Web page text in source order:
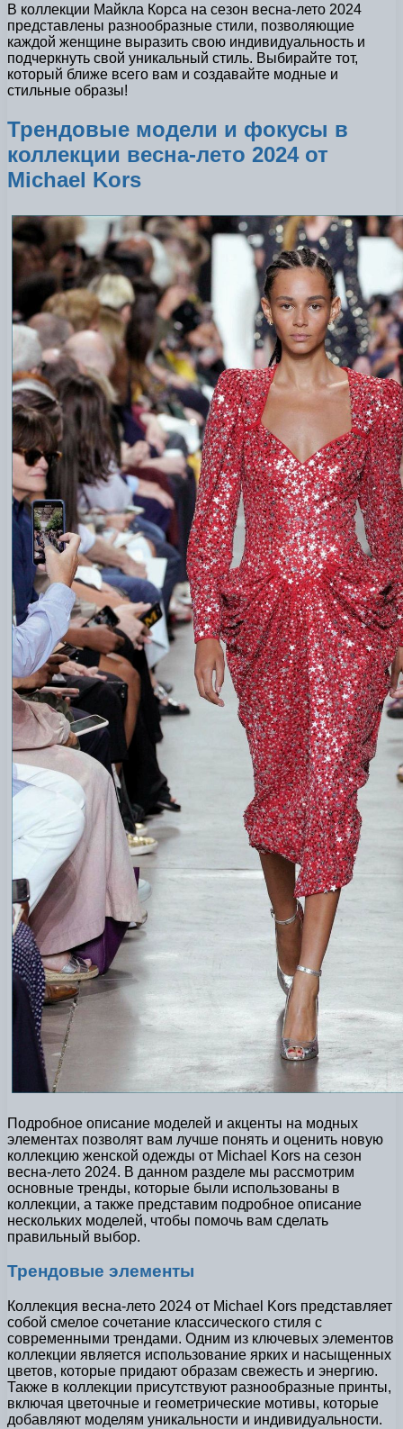
В коллекции Майкла Корса на сезон весна-лето 2024
представлены разнообразные стили, позволяющие
каждой женщине выразить свою индивидуальность и
подчеркнуть свой уникальный стиль. Выбирайте тот,
который ближе всего вам и создавайте модные и
стильные образы!
Трендовые модели и фокусы в
коллекции весна-лето 2024 от
Michael Kors
Подробное описание моделей и акценты на модных
элементах позволят вам лучше понять и оценить новую
коллекцию женской одежды от Michael Kors на сезон
весна-лето 2024. В данном разделе мы рассмотрим
основные тренды, которые были использованы в
коллекции, а также представим подробное описание
нескольких моделей, чтобы помочь вам сделать
правильный выбор.
Трендовые элементы
Коллекция весна-лето 2024 от Michael Kors представляет
собой смелое сочетание классического стиля с
современными трендами. Одним из ключевых элементов
коллекции является использование ярких и насыщенных
цветов, которые придают образам свежесть и энергию.
Также в коллекции присутствуют разнообразные принты,
включая цветочные и геометрические мотивы, которые
добавляют моделям уникальности и индивидуальности.